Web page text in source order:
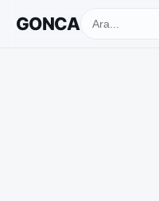
GONCA